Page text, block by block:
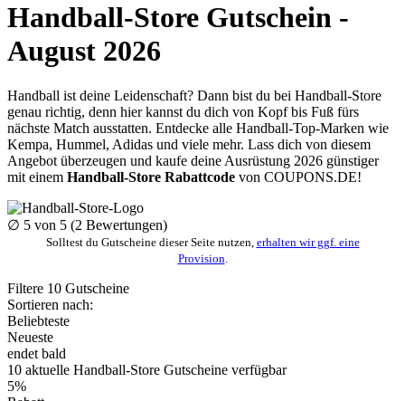
Handball-Store Gutschein -
August 2026
Handball ist deine Leidenschaft? Dann bist du bei Handball-Store
genau richtig, denn hier kannst du dich von Kopf bis Fuß fürs
nächste Match ausstatten. Entdecke alle Handball-Top-Marken wie
Kempa, Hummel, Adidas und viele mehr. Lass dich von diesem
Angebot überzeugen und kaufe deine Ausrüstung 2026 günstiger
mit einem Handball-Store Rabattcode von COUPONS.DE!
∅ 5 von 5 (2 Bewertungen)
Solltest du Gutscheine dieser Seite nutzen, erhalten wir ggf. eine
Provision
Filtere 10 Gutscheine
Sortieren nach:
Beliebteste
Neueste
endet bald
10 aktuelle Handball-Store Gutscheine verfügbar
5%